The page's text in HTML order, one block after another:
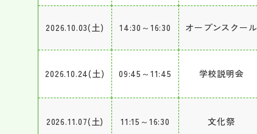
2026.10.03(土) 14:30～16:30 オープンスクール
2026.10.24(土) 09:45～11:45 学校説明会
2026.11.07(土) 11:15～16:30 文化祭